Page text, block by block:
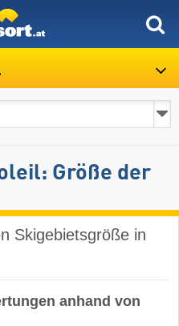
Größe der
Skigebietsgröße in
anhand von